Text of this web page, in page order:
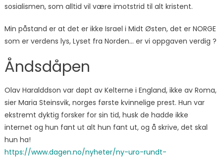
sosialismen, som alltid vil være imotstrid til alt kristent.
Min påstand er at det er ikke Israel i Midt Østen, det er NORGE
som er verdens lys, Lyset fra Norden… er vi oppgaven verdig ?
Åndsdåpen
Olav Haralddson var døpt av Kelterne i England, ikke av Roma,
sier Maria Steinsvik, norges første kvinnelige prest. Hun var
ekstremt dyktig forsker for sin tid, husk de hadde ikke
internet og hun fant ut alt hun fant ut, og å skrive, det skal
hun ha!
https://www.dagen.no/nyheter/ny-uro-rundt-